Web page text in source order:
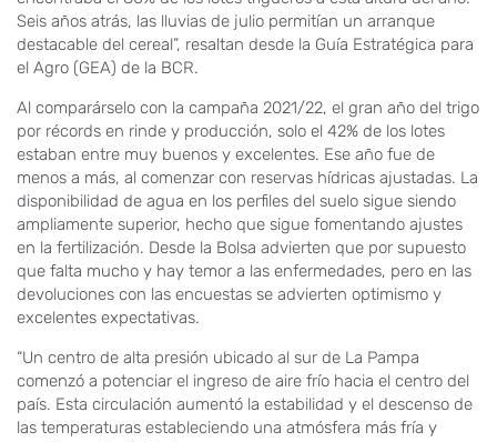
Seis años atrás, las lluvias de julio permitían un arranque
destacable del cereal”, resaltan desde la Guía Estratégica para
el Agro (GEA) de la BCR.
Al comparárselo con la campaña 2021/22, el gran año del trigo
por récords en rinde y producción, solo el 42% de los lotes
estaban entre muy buenos y excelentes. Ese año fue de
menos a más, al comenzar con reservas hídricas ajustadas. La
disponibilidad de agua en los perfiles del suelo sigue siendo
ampliamente superior, hecho que sigue fomentando ajustes
en la fertilización. Desde la Bolsa advierten que por supuesto
que falta mucho y hay temor a las enfermedades, pero en las
devoluciones con las encuestas se advierten optimismo y
excelentes expectativas.
“Un centro de alta presión ubicado al sur de La Pampa
comenzó a potenciar el ingreso de aire frío hacia el centro del
país. Esta circulación aumentó la estabilidad y el descenso de
las temperaturas estableciendo una atmósfera más fría y